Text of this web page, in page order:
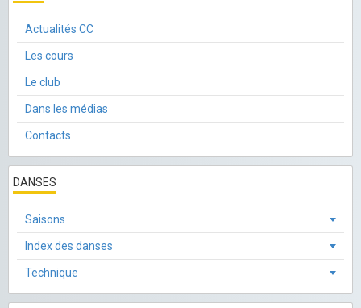
Actualités CC
Les cours
Le club
Dans les médias
Contacts
DANSES
Saisons
Index des danses
Technique